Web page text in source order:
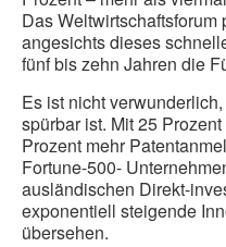
Das
angesichts dieses
fünf bis zehn Jahren die
Es ist nicht
spürbar ist. Mit 25
Prozent mehr
Fortune-500-
ausländischen Direkt-
exponentiell steigende
übersehen.